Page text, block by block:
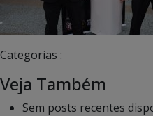
Categorias :
Veja Também
Sem posts recentes